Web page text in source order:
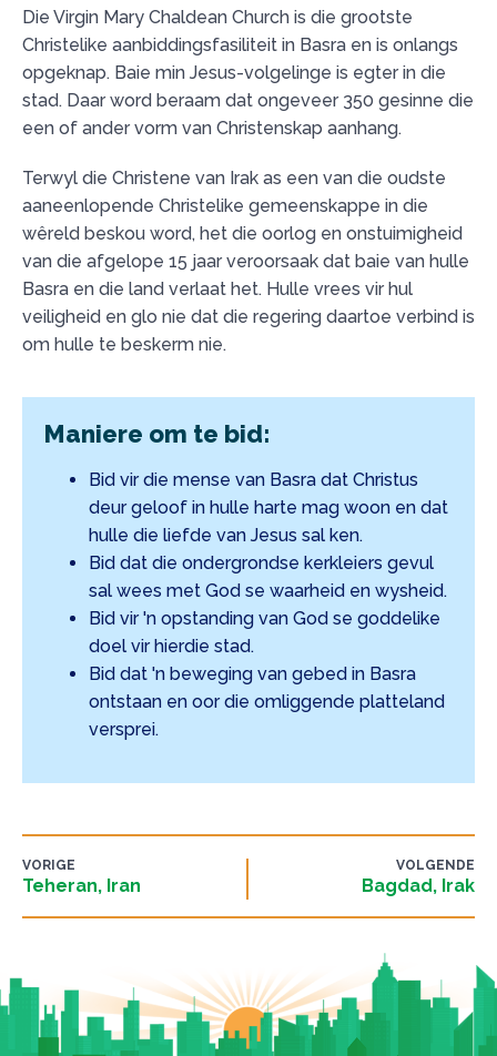
Die Virgin Mary Chaldean Church is die grootste
Christelike aanbiddingsfasiliteit in Basra en is onlangs
opgeknap. Baie min Jesus-volgelinge is egter in die
stad. Daar word beraam dat ongeveer 350 gesinne die
een of ander vorm van Christenskap aanhang.
Terwyl die Christene van Irak as een van die oudste
aaneenlopende Christelike gemeenskappe in die
wêreld beskou word, het die oorlog en onstuimigheid
van die afgelope 15 jaar veroorsaak dat baie van hulle
Basra en die land verlaat het. Hulle vrees vir hul
veiligheid en glo nie dat die regering daartoe verbind is
om hulle te beskerm nie.
Maniere om te bid:
Bid vir die mense van Basra dat Christus
deur geloof in hulle harte mag woon en dat
hulle die liefde van Jesus sal ken.
Bid dat die ondergrondse kerkleiers gevul
sal wees met God se waarheid en wysheid.
Bid vir 'n opstanding van God se goddelike
doel vir hierdie stad.
Bid dat 'n beweging van gebed in Basra
ontstaan en oor die omliggende platteland
versprei.
VORIGE
Teheran, Iran
VOLGENDE
Bagdad, Irak